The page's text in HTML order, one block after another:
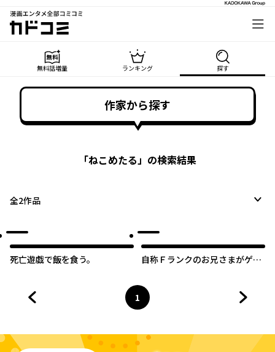
漫画エンタメ全部コミコミ
カドコミ
無料話増量 ランキング 探す
作家から探す
「ねこめたる」の検索結果
全2作品
死亡遊戯で飯を食う。
自称Ｆランクのお兄さまがゲー
臨するそうですよ？
ページ
1
へ